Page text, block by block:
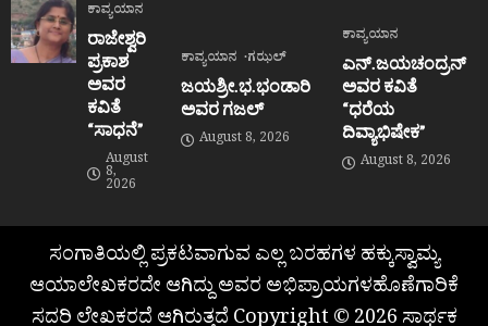
ಕಾವ್ಯಯಾನ
ರಾಜೇಶ್ವರಿ
ಪ್ರಕಾಶ
ಅವರ
ಕವಿತೆ
“ಸಾಧನೆ”
August
8,
2026
ಕಾವ್ಯಯಾನ ಗಝಲ್
ಜಯಶ್ರೀ.ಭ.ಭಂಡಾರಿ
ಅವರ ಗಜಲ್
August 8, 2026
ಕಾವ್ಯಯಾನ
ಎನ್.ಜಯಚಂದ್ರನ್
ಅವರ ಕವಿತೆ
“ಧರೆಯ
ದಿವ್ಯಾಭಿಷೇಕ”
August 8, 2026
ಸಂಗಾತಿಯಲ್ಲಿ ಪ್ರಕಟವಾಗುವ ಎಲ್ಲ ಬರಹಗಳ ಹಕ್ಕುಸ್ವಾಮ್ಯ
ಆಯಾಲೇಖಕರದೇ ಆಗಿದ್ದು ಅವರ ಅಭಿಪ್ರಾಯಗಳಹೊಣೆಗಾರಿಕೆ